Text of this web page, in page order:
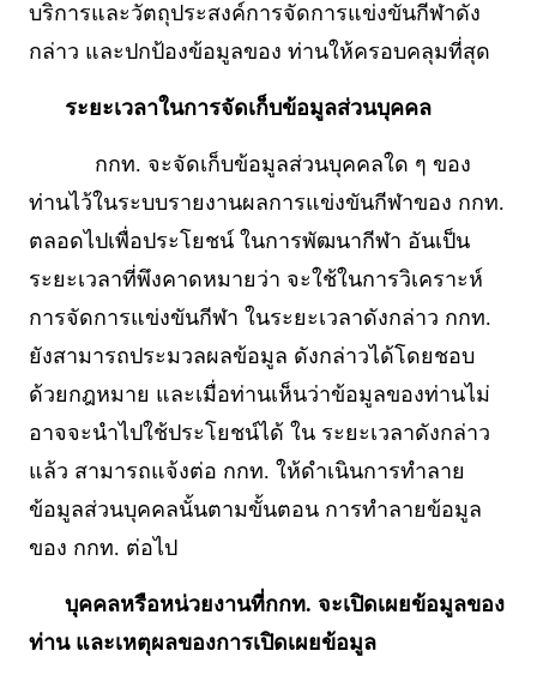
บริการและวัตถุประสงค์การจัดการแข่งขันกีฬาดัง
กล่าว และปกป้องข้อมูลของ ท่านให้ครอบคลุมที่สุด
ระยะเวลาในการจัดเก็บข้อมูลส่วนบุคคล
กกท. จะจัดเก็บข้อมูลส่วนบุคคลใด ๆ ของ
ท่านไว้ในระบบรายงานผลการแข่งขันกีฬาของ กกท.
ตลอดไปเพื่อประโยชน์ ในการพัฒนากีฬา อันเป็น
ระยะเวลาที่พึงคาดหมายว่า จะใช้ในการวิเคราะห์
การจัดการแข่งขันกีฬา ในระยะเวลาดังกล่าว กกท.
ยังสามารถประมวลผลข้อมูล ดังกล่าวได้โดยชอบ
ด้วยกฎหมาย และเมื่อท่านเห็นว่าข้อมูลของท่านไม่
อาจจะนำไปใช้ประโยชน์ได้ ใน ระยะเวลาดังกล่าว
แล้ว สามารถแจ้งต่อ กกท. ให้ดำเนินการทำลาย
ข้อมูลส่วนบุคคลนั้นตามขั้นตอน การทำลายข้อมูล
ของ กกท. ต่อไป
บุคคลหรือหน่วยงานที่กกท. จะเปิดเผยข้อมูลของ
ท่าน และเหตุผลของการเปิดเผยข้อมูล